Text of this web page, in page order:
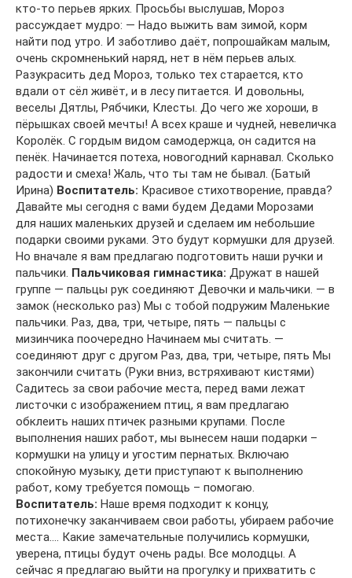
кто-то перьев ярких. Просьбы выслушав, Мороз
рассуждает мудро: — Надо выжить вам зимой, корм
найти под утро. И заботливо даёт, попрошайкам малым,
очень скромненький наряд, нет в нём перьев алых.
Разукрасить дед Мороз, только тех старается, кто
вдали от сёл живёт, и в лесу питается. И довольны,
веселы Дятлы, Рябчики, Клесты. До чего же хороши, в
пёрышках своей мечты! А всех краше и чудней, невеличка
Королёк. С гордым видом самодержца, он садится на
пенёк. Начинается потеха, новогодний карнавал. Сколько
радости и смеха! Жаль, что ты там не бывал. (Батый
Ирина) Воспитатель: Красивое стихотворение, правда?
Давайте мы сегодня с вами будем Дедами Морозами
для наших маленьких друзей и сделаем им небольшие
подарки своими руками. Это будут кормушки для друзей.
Но вначале я вам предлагаю подготовить наши ручки и
пальчики. Пальчиковая гимнастика: Дружат в нашей
группе — пальцы рук соединяют Девочки и мальчики. — в
замок (несколько раз) Мы с тобой подружим Маленькие
пальчики. Раз, два, три, четыре, пять — пальцы с
мизинчика поочередно Начинаем мы считать. —
соединяют друг с другом Раз, два, три, четыре, пять Мы
закончили считать (Руки вниз, встряхивают кистями)
Садитесь за свои рабочие места, перед вами лежат
листочки с изображением птиц, я вам предлагаю
обклеить наших птичек разными крупами. После
выполнения наших работ, мы вынесем наши подарки –
кормушки на улицу и угостим пернатых. Включаю
спокойную музыку, дети приступают к выполнению
работ, кому требуется помощь – помогаю.
Воспитатель: Наше время подходит к концу,
потихонечку заканчиваем свои работы, убираем рабочие
места…. Какие замечательные получились кормушки,
уверена, птицы будут очень рады. Все молодцы. А
сейчас я предлагаю выйти на прогулку и прихватить с